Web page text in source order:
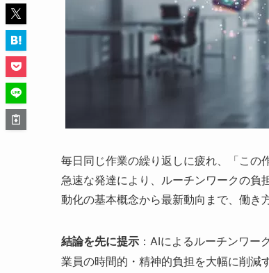
毎日同じ作業の繰り返しに疲れ、「この
急速な発達により、ルーチンワークの負
動化の基本概念から最新動向まで、働き
結論を先に提示 ：AIによるルーチンワ
業員の時間的・精神的負担を大幅に削